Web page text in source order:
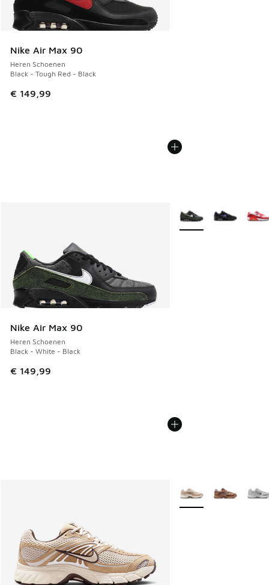
Nike Air Max 90
Heren Schoenen
Black - Tough Red - Black
€ 149,99
Nike Air Max 90
Heren Schoenen
Black - White - Black
€ 149,99
Meer kleuren
Meer kleuren